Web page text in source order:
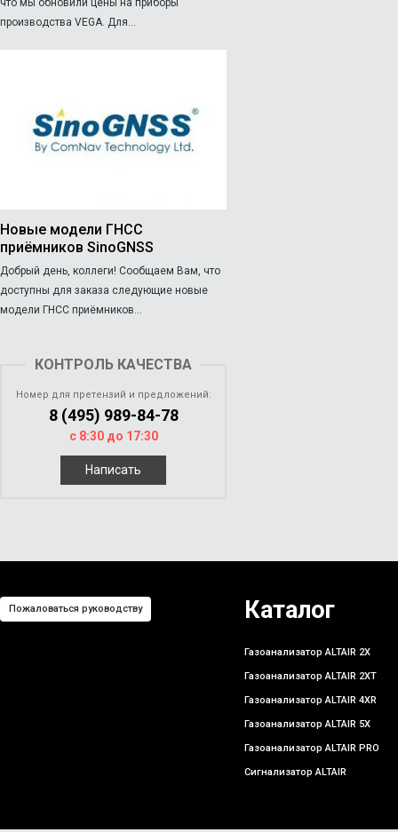
что мы обновили цены на приборы
производства VEGA. Для...
Новые модели ГНСС
приёмников SinoGNSS
Добрый день, коллеги! Сообщаем Вам, что
доступны для заказа следующие новые
модели ГНСС приёмников...
КОНТРОЛЬ КАЧЕСТВА
Номер для претензий и предложений:
8 (495) 989-84-78
с 8:30 до 17:30
Написать
Пожаловаться руководству Каталог
Газоанализатор ALTAIR 2X
Газоанализатор ALTAIR 2XT
Газоанализатор ALTAIR 4XR
Газоанализатор ALTAIR 5X
Газоанализатор ALTAIR PRO
Сигнализатор ALTAIR